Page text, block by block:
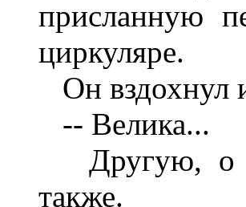
присланную
циркуляре.
Он вздохнул
-- Велика...
Другую, о
также.